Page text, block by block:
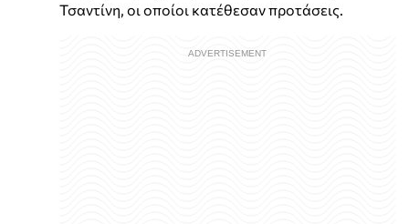
Τσαντίνη, οι οποίοι κατέθεσαν προτάσεις.